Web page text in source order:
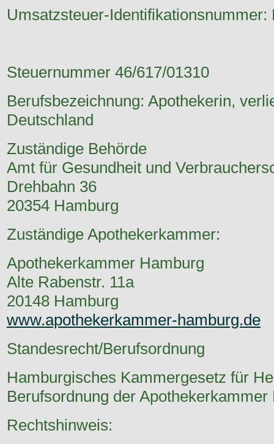
Umsatzsteuer-Identifikationsnummer:
Steuernummer 46/617/01310
Berufsbezeichnung: Apothekerin,
Deutschland
Zuständige Behörde
Amt für Gesundheit und
Drehbahn 36
20354 Hamburg
Zuständige Apothekerkammer:
Apothekerkammer Hamburg
Alte Rabenstr. 11a
20148 Hamburg
www.apothekerkammer-hamburg.de
Standesrecht/Berufsordnung
Hamburgisches Kammergesetz für
Berufsordnung der
Rechtshinweis: